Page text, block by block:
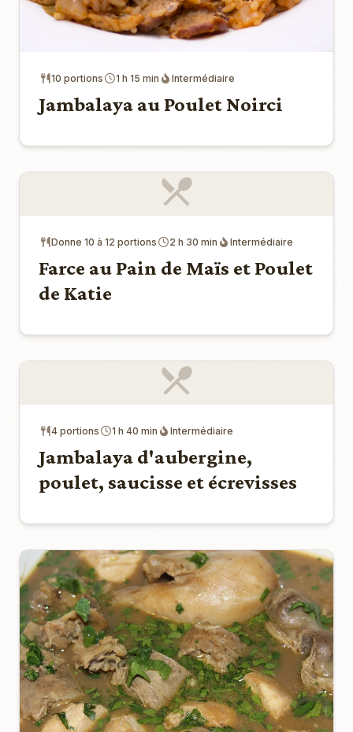
10 portions 1 h 15 min Intermédiaire
Jambalaya au Poulet Noirci
Donne 10 à 12 portions 2 h 30 min Intermédiaire
Farce au Pain de Maïs et Poulet
de Katie
4 portions 1 h 40 min Intermédiaire
Jambalaya d'aubergine,
poulet, saucisse et écrevisses